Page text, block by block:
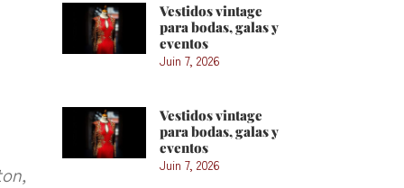
Vestidos vintage
para bodas, galas y
eventos
Juin 7, 2026
Vestidos vintage
para bodas, galas y
eventos
Juin 7, 2026